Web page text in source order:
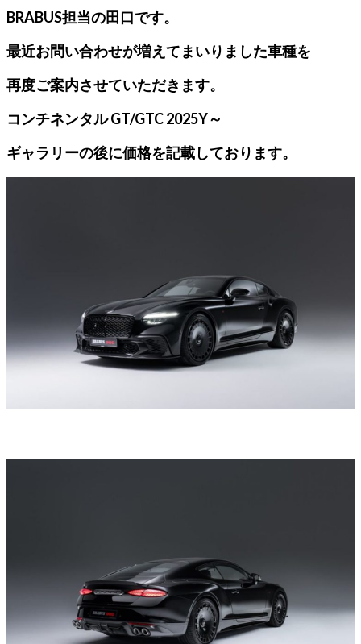
BRABUS担当の田口です。
最近お問い合わせが増えてまいりました車種を
再度ご案内させていただきます。
コンチネンタル GT/GTC 2025Y～
ギャラリーの後に価格を記載しております。